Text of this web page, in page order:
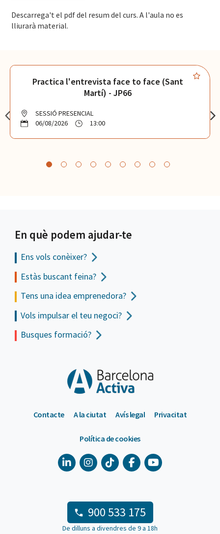
Descarrega't el pdf del resum del curs. A l'aula no es
lliurarà material.
Practica l'entrevista face to face (Sant
Martí) - JP66
SESSIÓ PRESENCIAL
06/08/2026
13:00
En què podem ajudar-te
Ens vols conèixer?
Estàs buscant feina?
Tens una idea emprenedora?
Vols impulsar el teu negoci?
Busques formació?
Contacte A la ciutat Avís legal Privacitat
Política de cookies
900 533 175
De dilluns a divendres de 9 a 18h